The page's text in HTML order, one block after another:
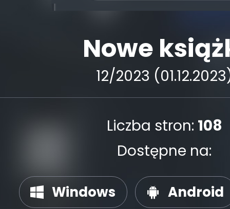
Nowe
12/2023
Liczba stron: 108
Dostępne na:
Windows Android